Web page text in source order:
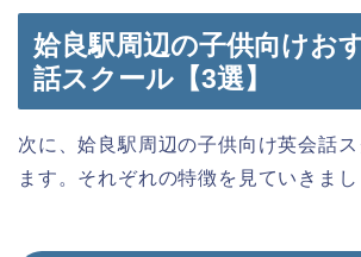
姶良駅周辺の子供向けお
話スクール【3選】
次に、姶良駅周辺の子供向け英会話
ます。それぞれの特徴を見ていきまし